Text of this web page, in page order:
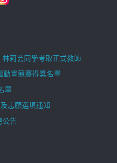
林莉芸同學考取正式教師
動畫競賽得獎名單
單
志願選填通知
公告